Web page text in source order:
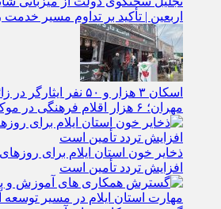
تجلیل سخنگوی دولت از میزبانی
اربعین | تأکید بر تداوم مسیر خدمت‌
اسکان ۳ هزار و ۵۰ نفر
مهران؛ ۶ هزار اقلام فرهنگی در موکب سلام شهید توزیع شد
ذخایر خون استان ایلام برای روزهای
افزایش تردد تأمین است